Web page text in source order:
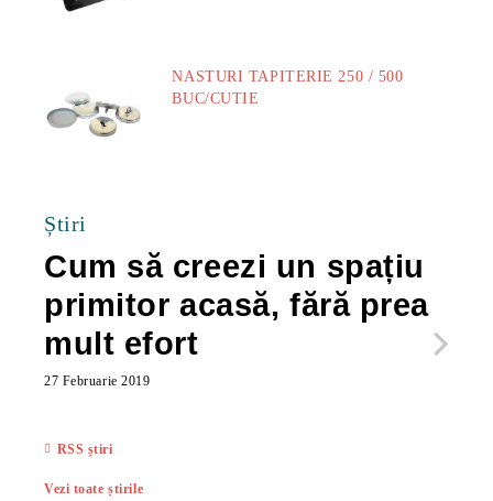
NASTURI TAPITERIE 250 / 500
BUC/CUTIE
Știri
Cum să creezi un spațiu
primitor acasă, fără prea
mult efort
27 Februarie 2019
RSS știri
Vezi toate știrile